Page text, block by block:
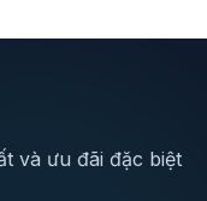
và ưu đãi đặc biệt